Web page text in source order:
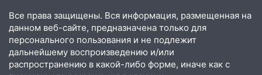
12:10 Ульяновский алиментщик накопил
120 тысяч долга
11:49 Снят режим «Ракетная
Все права защищены. Вся информация, размещенная на
данном веб-сайте, предназначена только для
персонального пользования и не подлежит
дальнейшему воспроизведению и/или
распространению в какой-либо форме, иначе как с